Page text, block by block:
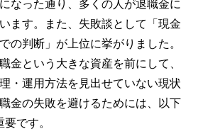
なった通り、多くの人が退職金に
ます。また、失敗談として「現金
の判断」が上位に挙がりました。
金という大きな資産を前にして、
・運用方法を見出せていない現状
金の失敗を避けるためには、以下
です。